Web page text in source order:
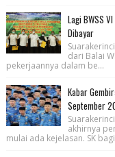
Lagi BWSS
Dibayar
dari Balai
pekerjaannya dalam be...
Kabar
September
akhirnya
mulai ada kejelasan. SK